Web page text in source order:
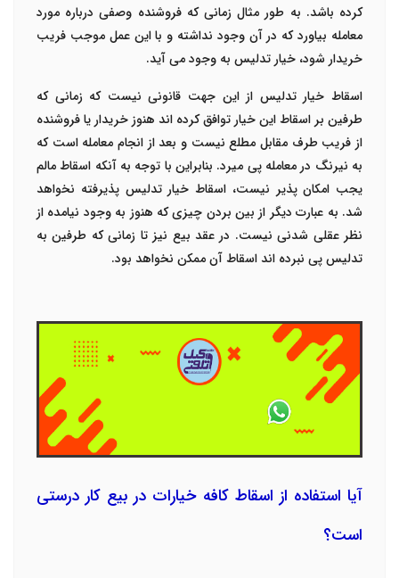
کرده باشد. به طور مثال زمانی که فروشنده وصفی درباره مورد
معامله بیاورد که در آن وجود نداشته و با این عمل موجب فریب
خریدار شود، خیار تدلیس به وجود می آید.
اسقاط خیار تدلیس از این جهت قانونی نیست که زمانی که
طرفین بر اسقاط این خیار توافق کرده اند هنوز خریدار یا فروشنده
از فریب طرف مقابل مطلع نیست و بعد از انجام معامله است که
به نیرنگ در معامله پی میرد. بنابراین با توجه به آنکه اسقاط مالم
یجب امکان پذیر نیست، اسقاط خیار تدلیس پذیرفته نخواهد
شد. به عبارت دیگر از بین بردن چیزی که هنوز به وجود نیامده از
نظر عقلی شدنی نیست. در عقد بیع نیز تا زمانی که طرفین به
تدلیس پی نبرده اند اسقاط آن ممکن نخواهد بود.
آیا استفاده از اسقاط کافه خیارات در بیع کار درستی
است؟